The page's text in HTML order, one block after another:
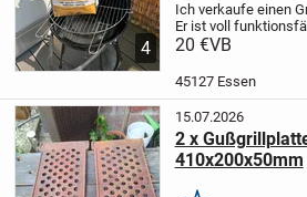
4
Ich verkaufe einen
Er ist voll
einsatzbereit.
Grillanzünder
20 €VB
45127 Essen
15.07.2026
2 x
410x200x50mm